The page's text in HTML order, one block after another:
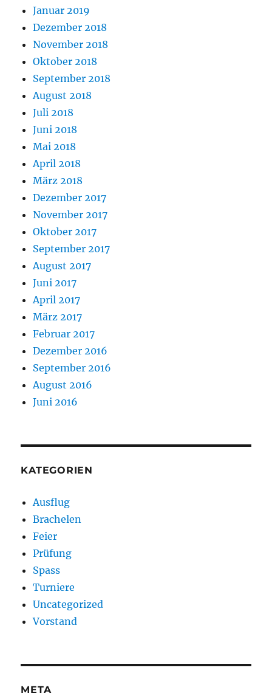
Januar 2019
Dezember 2018
November 2018
Oktober 2018
September 2018
August 2018
Juli 2018
Juni 2018
Mai 2018
April 2018
März 2018
Dezember 2017
November 2017
Oktober 2017
September 2017
August 2017
Juni 2017
April 2017
März 2017
Februar 2017
Dezember 2016
September 2016
August 2016
Juni 2016
KATEGORIEN
Ausflug
Brachelen
Feier
Prüfung
Spass
Turniere
Uncategorized
Vorstand
META